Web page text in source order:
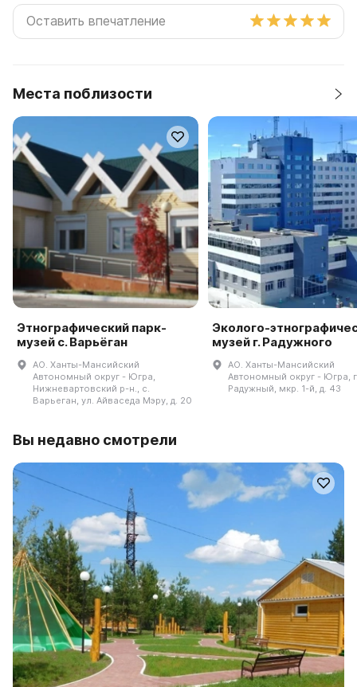
Места поблизости
Этнографический парк-
музей с. Варьёган
АО. Ханты-Мансийский
Автономный округ - Югра,
Нижневартовский р-н., с.
Варьеган, ул. Айваседа Мэру, д. 20
Эколого-
музей г. Радужного
АО. Ханты-Мансийский
Автономный округ - Югра,
Радужный, мкр. 1-й, д. 43
Вы недавно смотрели